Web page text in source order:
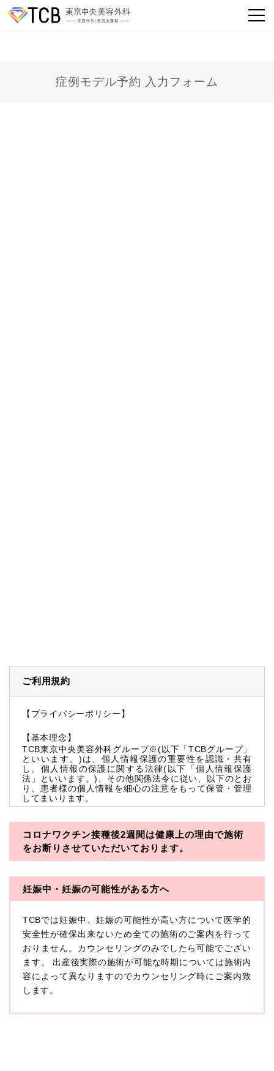
症例モデル予約 入力フォーム
ご利用規約
【プライバシーポリシー】
【基本理念】
TCB東京中央美容外科グループ※(以下「TCBグループ」
といいます。)は、個人情報保護の重要性を認識・共有
し、個人情報の保護に関する法律(以下「個人情報保護
法」といいます。)、その他関係法令に従い、以下のとお
り、患者様の個人情報を細心の注意をもって保管・管理
してまいります。
※TCBグループとは以下を総称していいます。
・一般社団法人メディカルアライアンス
・医療法人社団創彩会
本プライバシーポリシーにおいて「個人情報」とは、生
存する個人に関する情報であって、当該情報に含まれる
氏名、生年月日その他の記述等により特定の個人を識別
できるもの又は個人識別符号（個人情報保護委員会の政
令に準じます。）が含まれるものをいいます。
収集した患者様に関する情報には、単独のままでは特定
の個人を識別できない情報もありますが、他の情報と組
み合わせることにより特定の個人を識別できる場合、か
に扱うものとします。
コロナワクチン接種後2週間は健康上の理由で施術
をお断りさせていただいております。
妊娠中・妊娠の可能性がある方へ
TCBでは妊娠中、妊娠の可能性が高い方について医学的
安全性が確保出来ないため全ての施術のご案内を行って
おりません。カウンセリングのみでしたら可能でござい
ます。 出産後実際の施術が可能な時期については施術内
容によって異なりますのでカウンセリング時にご案内致
します。